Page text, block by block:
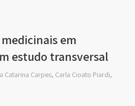
em
estudo transversal
Catarina Carpes, Carla Cioato Piardi,